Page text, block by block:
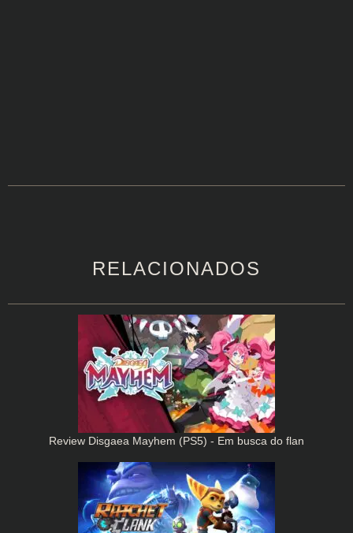
RELACIONADOS
Review Disgaea Mayhem (PS5) - Em busca do flan